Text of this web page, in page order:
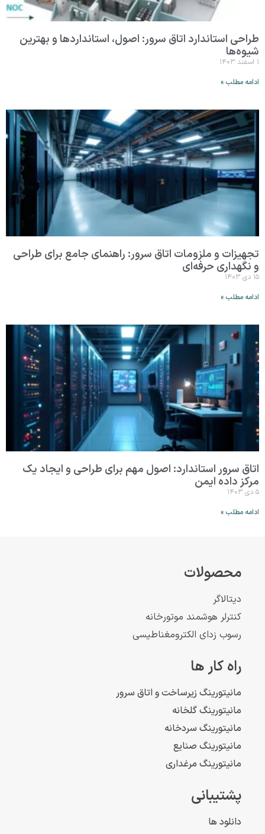
طراحی استاندارد اتاق سرور: اصول، استانداردها و بهترین
شیوه‌ها
۱ اسفند ۱۴۰۳
ادامه مطلب »
تجهیزات و ملزومات اتاق سرور: راهنمای جامع برای طراحی
و نگهداری حرفه‌ای
۱۵ دی ۱۴۰۳
ادامه مطلب »
اتاق سرور استاندارد: اصول مهم برای طراحی و ایجاد یک
مرکز داده ایمن
۵ دی ۱۴۰۳
ادامه مطلب »
محصولات
دیتالاگر
کنترلر هوشمند موتورخانه
رسوب زدای الکترومغناطیسی
راه کار ها
مانیتورینگ زیرساخت و اتاق سرور
مانیتورینگ گلخانه
مانیتورینگ سردخانه
مانیتورینگ صنایع
مانیتورینگ مرغداری
پشتیبانی
دانلود ها